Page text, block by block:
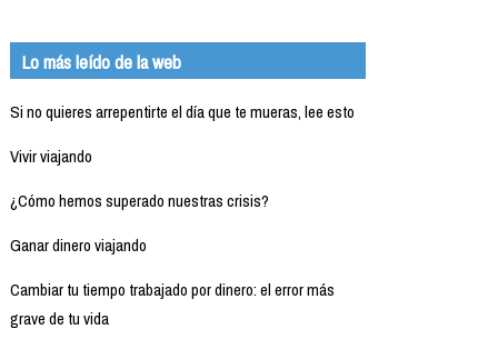
Lo más leído de la web
Si no quieres arrepentirte el día que te mueras, lee esto
Vivir viajando
¿Cómo hemos superado nuestras crisis?
Ganar dinero viajando
Cambiar tu tiempo trabajado por dinero: el error más
grave de tu vida